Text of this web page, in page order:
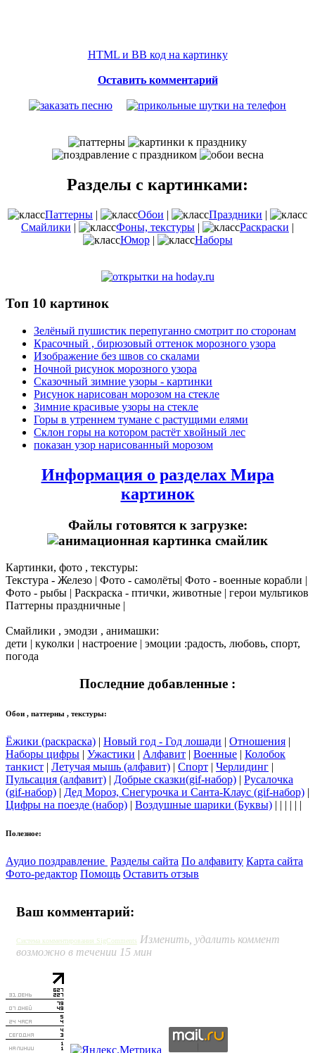
HTML и BB код на картинку
Оставить комментарий
Разделы с картинками:
Паттерны | Обои | Праздники |
Смайлики | Фоны, текстуры | Раскраски |
Юмор| Наборы
Топ 10 картинок
Зелёный пушистик перепуганно смотрит по сторонам
Красочный , бирюзовый оттенок морозного узора
Изображение без швов со скалами
Ночной рисунок морозного узора
Сказочный зимние узоры - картинки
Рисунок нарисован морозом на стекле
Зимние красивые узоры на стекле
Горы в утреннем тумане с растущими елями
Склон горы на котором растёт хвойный лес
показан узор нарисованный морозом
Информация о разделах Мира
картинок
Файлы готовятся к загрузке:
Картинки, фото , текстуры:
Текстура - Железо | Фото - самолёты| Фото - военные корабли |
Фото - рыбы | Раскраска - птички, животные | герои мультиков
Паттерны праздничные |
Смайлики , эмодзи , анимашки:
дети | куколки | настроение | эмоции :радость, любовь, спорт,
погода
Последние добавленные :
Обои , паттерны , текстуры:
Ёжики (раскраска) | Новый год - Год лошади | Отношения |
Наборы цифры | Ужастики | Алфавит | Военные | Колобок
танкист | Летучая мышь (алфавит) | Спорт | Черлидинг |
Пульсация (алфавит) | Добрые сказки(gif-набор) | Русалочка
(gif-набор) | Дед Мороз, Снегурочка и Санта-Клаус (gif-набор) |
Цифры на поезде (набор) | Воздушные шарики (Буквы) | | | | | |
Полезное:
Аудио поздравление Разделы сайта По алфавиту Карта сайта
Фото-редактор Помощь Оставить отзыв
Ваш комментарий:
Система комментирования SigComments Изменить, удалить коммент
возможно в течении 15 мин